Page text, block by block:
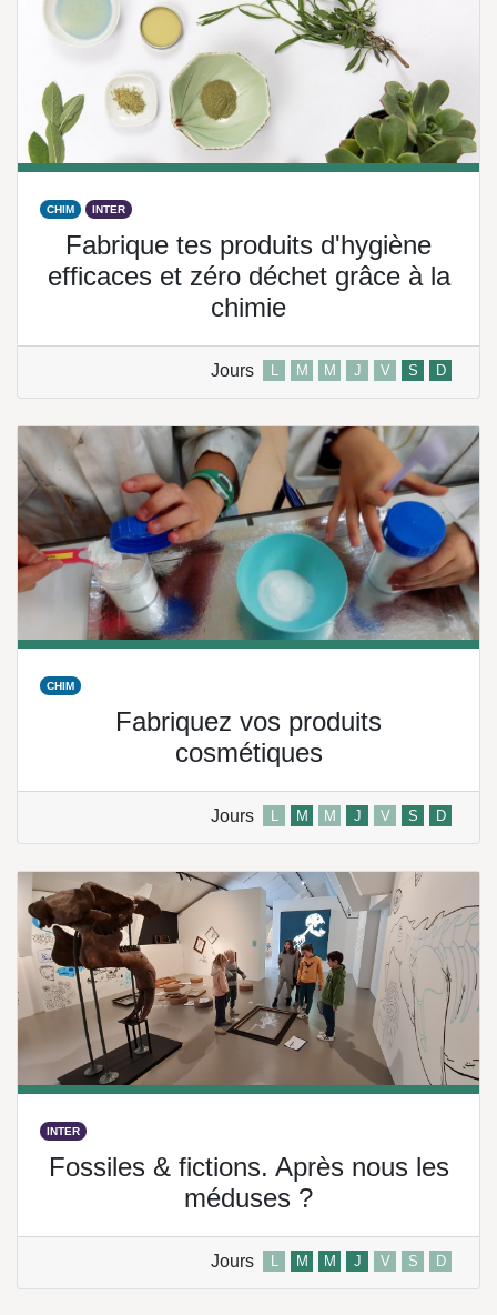
CHIM INTER
Fabrique tes produits d'hygiène
efficaces et zéro déchet grâce à la
chimie
Jours L M M J V S D
CHIM
Fabriquez vos produits
cosmétiques
Jours L M M J V S D
INTER
Fossiles & fictions. Après nous les
méduses ?
Jours L M M J V S D